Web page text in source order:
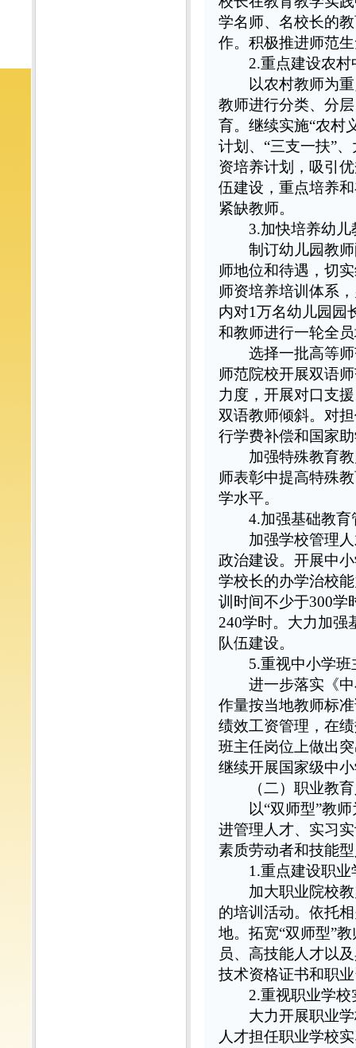
学名师、名校长的
作。积极推进师范
2.重点建设农
以农村教师为重
教师进行分类、分
育。继续实施“农村
计划、“三支一扶”
资培养计划，吸引
伍建设，重点培养
紧缺教师。
3.加快培养幼
制订幼儿园教师
师地位和待遇，切
师资培养培训体系
内对1万名幼儿园园
和教师进行一轮全
选择一批高等师
师范院校开展双语
力度，开展对口支
双语教师倾斜。对
行学费补偿和国家
加强特殊教育教
师表彰中提高特殊
学水平。
4.加强基础教
加强学校管理人
政治建设。开展中
学校长的办学治校
训时间不少于300学
240学时。大力加强
队伍建设。
5.重视中小学
进一步落实《中
作量按当地教师标
绩效工资管理，在
班主任岗位上做出
继续开展国家级中
（二）职业教
以“双师型”教师
进管理人才、实习
素质劳动者和技能
1.重点建设职业
加大职业院校教
的培训活动。依托
地。拓宽“双师型”
员、高技能人才以
技术资格证书和职
2.重视职业学
大力开展职业学
人才担任职业学校